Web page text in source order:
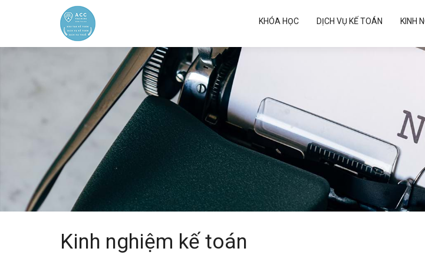
KHÓA HỌC DỊCH VỤ KẾ TOÁN KINH
Kinh nghiệm kế toán